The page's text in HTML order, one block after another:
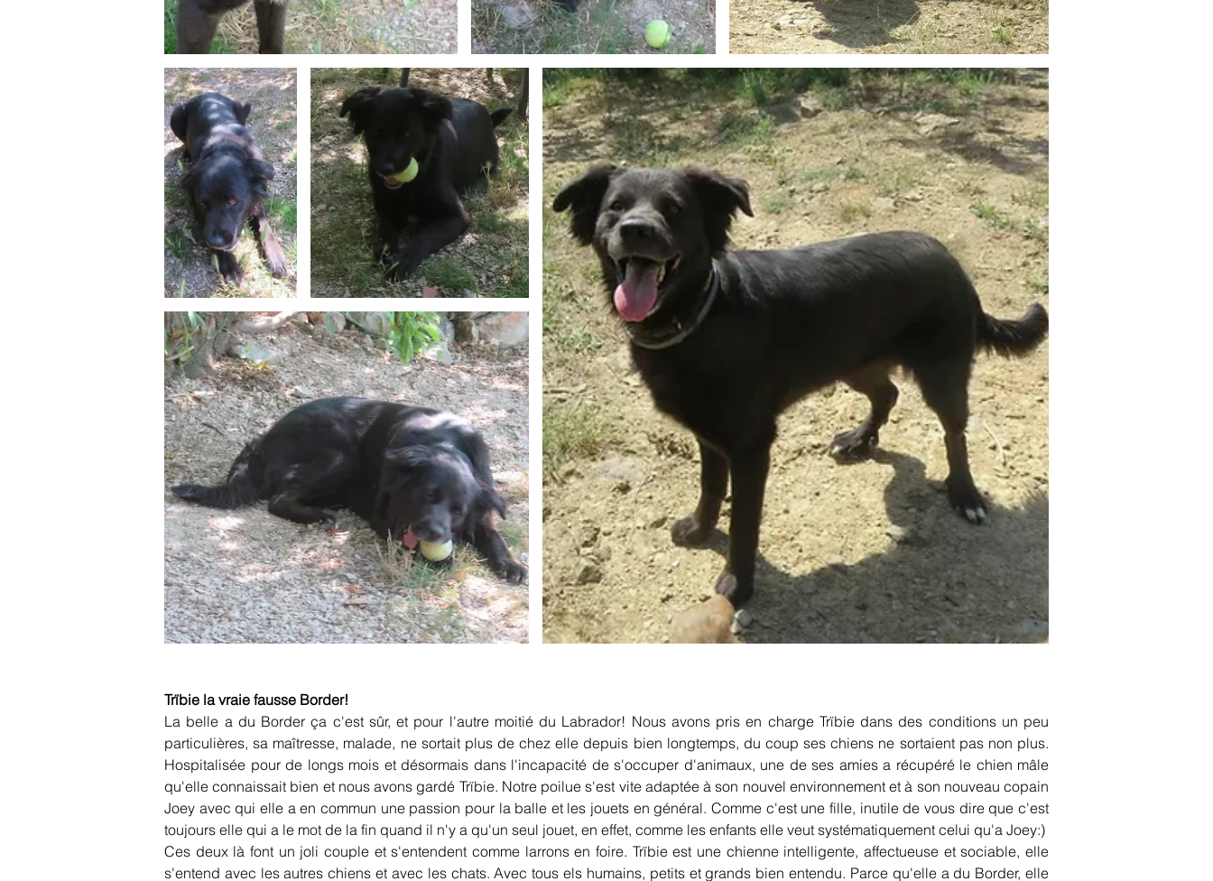
Trïbie la vraie fausse Border!
La belle a du Border ça c'est sûr, et pour l'autre moitié du Labrador! Nous avons pris en charge Trïbie dans des conditions un peu
particulières, sa maîtresse, malade, ne sortait plus de chez elle depuis bien longtemps, du coup ses chiens ne sortaient pas non plus.
Hospitalisée pour de longs mois et désormais dans l'incapacité de s'occuper d'animaux, une de ses amies a récupéré le chien mâle
qu'elle connaissait bien et nous avons gardé Trïbie. Notre poilue s'est vite adaptée à son nouvel environnement et à son nouveau copain
Joey avec qui elle a en commun une passion pour la balle et les jouets en général. Comme c'est une fille, inutile de vous dire que c'est
toujours elle qui a le mot de la fin quand il n'y a qu'un seul jouet, en effet, comme les enfants elle veut systématiquement celui qu'a Joey:)
Ces deux là font un joli couple et s'entendent comme larrons en foire. Trïbie est une chienne intelligente, affectueuse et sociable, elle
s'entend avec les autres chiens et avec les chats. Avec tous els humains, petits et grands bien entendu. Parce qu'elle a du Border, elle